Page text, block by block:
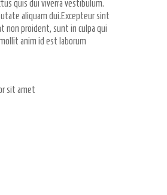
quis dui viverra vestibulum.
aliquam dui.Excepteur sint
non proident, sunt in culpa qui
anim id est laborum
sit amet